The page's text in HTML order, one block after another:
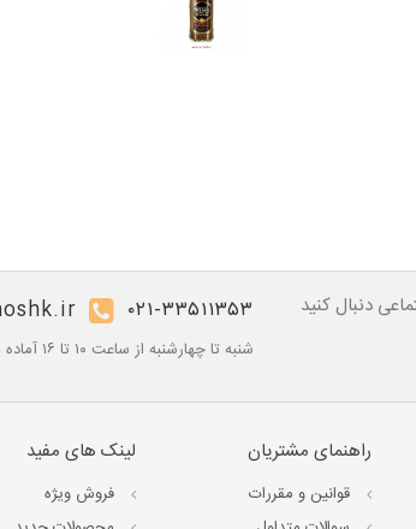
دنبال کنید ۰۲۱-۳۳۵۱۱۳۵۳
شنبه تا چهارشنبه از ساعت ۱۰ تا ۱۶ آماده پاسخگویی به شما عزیزان هستیم.
راهنمای مشتریان
قوانین و مقررات
لینک های مفید
فروش ویژه